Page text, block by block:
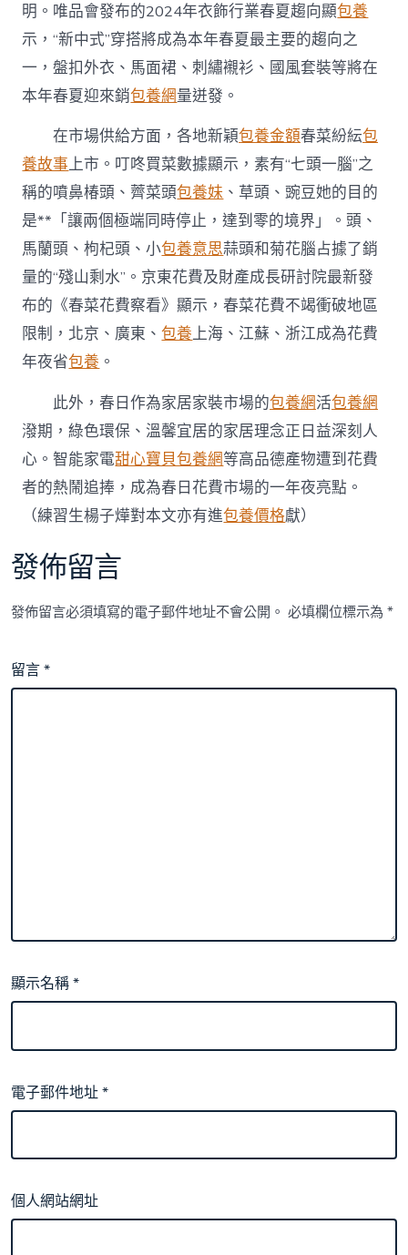
明。唯品會發布的2024年衣飾行業春夏趨向顯包養
示，“新中式”穿搭將成為本年春夏最主要的趨向之
一，盤扣外衣、馬面裙、刺繡襯衫、國風套裝等將在
本年春夏迎來銷包養網量迸發。
在市場供給方面，各地新穎包養金額春菜紛紜包
養故事上市。叮咚買菜數據顯示，素有“七頭一腦”之
稱的噴鼻椿頭、薺菜頭包養妹 、草頭、豌豆她的目的
是**「讓兩個極端同時停止，達到零的境界」。頭、
馬蘭頭、枸杞頭、小包養意思蒜頭和菊花腦占據了銷
量的“殘山剩水”。京東花費及財產成長研討院最新發
布的《春菜花費察看》顯示，春菜花費不竭衝破地區
限制，北京、廣東、包養上海、江蘇、浙江成為花費
年夜省包養 。
此外，春日作為家居家裝市場的包養網活包養網
潑期，綠色環保、溫馨宜居的家居理念正日益深刻人
心。智能家電甜心寶貝包養網等高品德產物遭到花費
者的熱鬧追捧，成為春日花費市場的一年夜亮點。
（練習生楊子燁對本文亦有進包養價格獻）
發佈留言
發佈留言必須填寫的電子郵件地址不會公開。 必填欄位標示為*
留言*
顯示名稱*
電子郵件地址*
個人網站網址